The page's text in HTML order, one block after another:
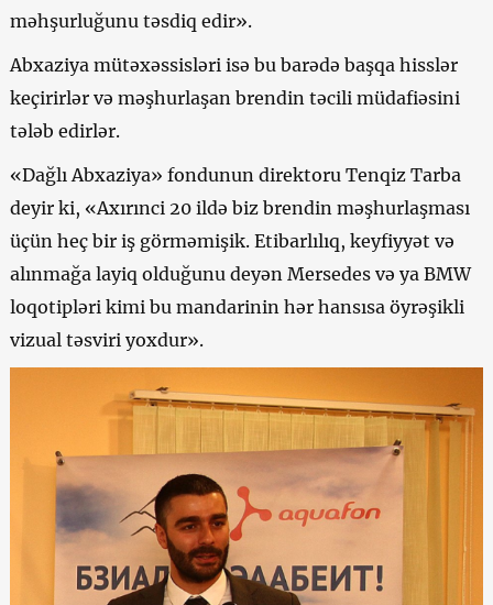
məhşurluğunu təsdiq edir».
Abxaziya mütəxəssisləri isə bu barədə başqa hisslər
keçirirlər və məşhurlaşan brendin təcili müdafiəsini
tələb edirlər.
«Dağlı Abxaziya» fondunun direktoru Tenqiz Tarba
deyir ki, «Axırınci 20 ildə biz brendin məşhurlaşması
üçün heç bir iş görməmişik. Etibarlılıq, keyfiyyət və
alınmağa layiq olduğunu deyən Mersedes və ya BMW
loqotipləri kimi bu mandarinin hər hansısa öyrəşikli
vizual təsviri yoxdur».